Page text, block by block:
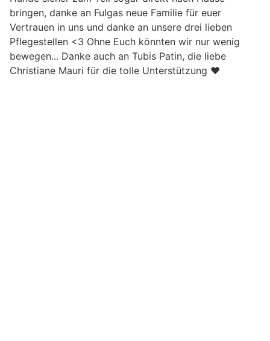
bringen, danke an Fulgas neue Familie für euer
Vertrauen in uns und danke an unsere drei lieben
Pflegestellen <3 Ohne Euch könnten wir nur wenig
bewegen... Danke auch an Tubis Patin, die liebe
Christiane Mauri für die tolle Unterstützung ❤️